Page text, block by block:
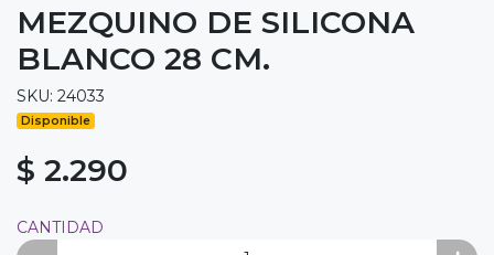
MEZQUINO DE SILICONA
BLANCO 28 CM.
SKU: 24033
Disponible
$ 2.290
CANTIDAD